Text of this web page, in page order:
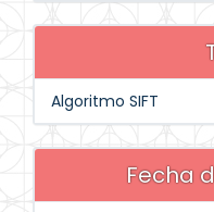
Algoritmo SIFT
Fecha